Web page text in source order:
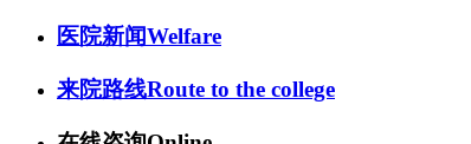
医院新闻Welfare
来院路线Route to the college